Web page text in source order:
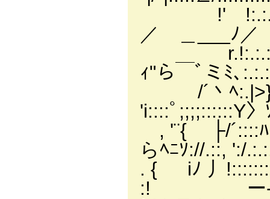
!' !:.:.:i |:
／ ＿___ﾉ／
r.!:.:.:!
ｨ"ら￣ﾞミﾐ､
/´丶ﾍ
'i::::ﾟ;;;;::::::Y
, '¨{ ├/
らﾍﾆｿ://.::, ':/
. { iﾉ
:! ー-､ソ'.